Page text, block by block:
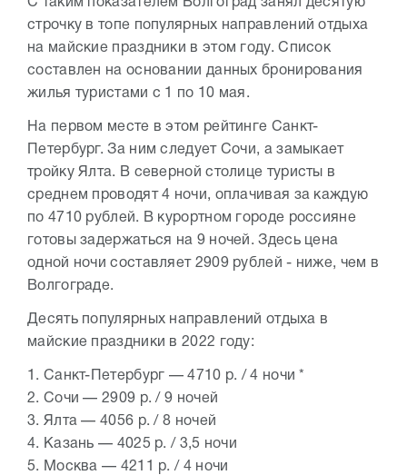
С таким показателем Волгоград занял десятую
строчку в топе популярных направлений отдыха
на майские праздники в этом году. Список
составлен на основании данных бронирования
жилья туристами с 1 по 10 мая.
На первом месте в этом рейтинге Санкт-
Петербург. За ним следует Сочи, а замыкает
тройку Ялта. В северной столице туристы в
среднем проводят 4 ночи, оплачивая за каждую
по 4710 рублей. В курортном городе россияне
готовы задержаться на 9 ночей. Здесь цена
одной ночи составляет 2909 рублей - ниже, чем в
Волгограде.
Десять популярных направлений отдыха в
майские праздники в 2022 году:
1. Санкт-Петербург — 4710 р. / 4 ночи *
2. Сочи — 2909 р. / 9 ночей
3. Ялта — 4056 р. / 8 ночей
4. Казань — 4025 р. / 3,5 ночи
5. Москва — 4211 р. / 4 ночи